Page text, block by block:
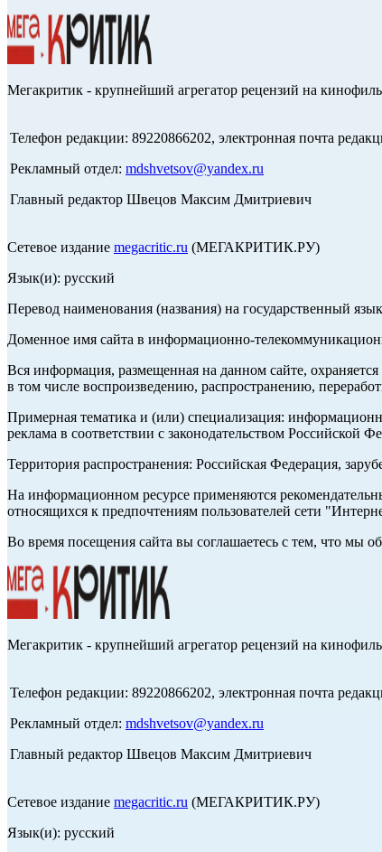
Мегакритик - крупнейший агрегатор рецензий на
Телефон редакции: 89220866202, электронная почта
Рекламный отдел: mdshvetsov@yandex.ru
Главный редактор Швецов Максим Дмитриевич
Сетевое издание megacritic.ru (МЕГАКРИТИК.РУ)
Язык(и): русский
Перевод наименования (названия) на государственный
Доменное имя сайта в информационно-
Вся информация, размещенная на данном сайте,
в том числе воспроизведению, распространению,
Примерная тематика и (или) специализация:
реклама в соответствии с законодательством Российской
Территория распространения: Российская Федерация,
На информационном ресурсе применяются
относящихся к предпочтениям пользователей сети
Во время посещения сайта вы соглашаетесь с тем, что мы
Мегакритик - крупнейший агрегатор рецензий на
Телефон редакции: 89220866202, электронная почта
Рекламный отдел: mdshvetsov@yandex.ru
Главный редактор Швецов Максим Дмитриевич
Сетевое издание megacritic.ru (МЕГАКРИТИК.РУ)
Язык(и): русский